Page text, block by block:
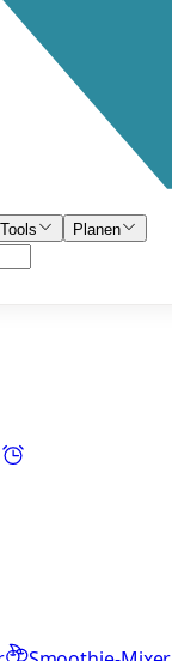
Tools Planen